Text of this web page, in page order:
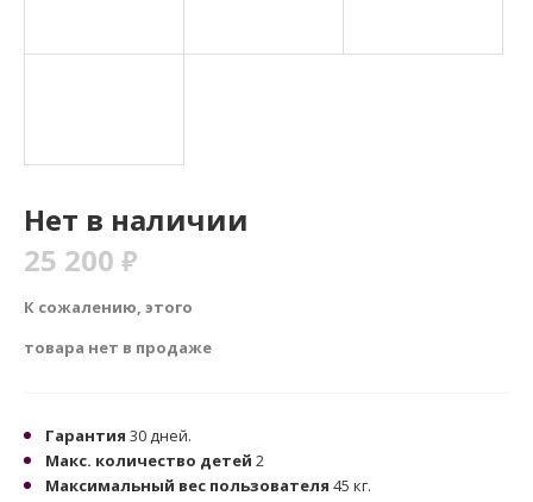
Нет в наличии
25 200 ₽
К сожалению, этого
товара нет в продаже
Гарантия 30 дней.
Макс. количество детей 2
Максимальный вес пользователя 45 кг.